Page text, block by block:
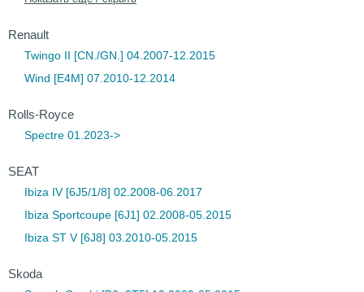
Renault
Twingo II [CN./GN.] 04.2007-12.2015
Wind [E4M] 07.2010-12.2014
Rolls-Royce
Spectre 01.2023->
SEAT
Ibiza IV [6J5/1/8] 02.2008-06.2017
Ibiza Sportcoupe [6J1] 02.2008-05.2015
Ibiza ST V [6J8] 03.2010-05.2015
Skoda